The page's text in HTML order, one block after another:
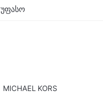
უფასო
MICHAEL KORS